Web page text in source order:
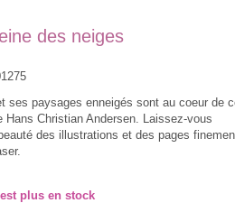
des neiges
ses paysages enneigés sont au coeur de
Hans Christian Andersen. Laissez-vous
des illustrations et des pages
plus en stock